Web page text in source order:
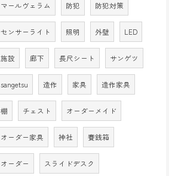
マールヴェラム 防犯 防犯対策
センサーライト 照明 外壁 LED
施設 廊下 長尺シート サンゲツ
sangetsu 造作 家具 造作家具
棚 チェスト オーダーメイド
オーダー家具 神社 賽銭箱
オーダー スライドデスク